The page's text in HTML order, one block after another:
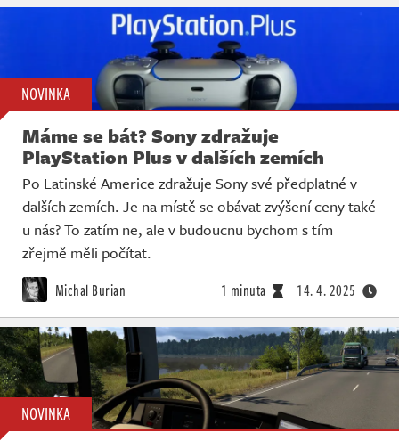
NOVINKA
Máme se bát? Sony zdražuje
PlayStation Plus v dalších zemích
Po Latinské Americe zdražuje Sony své předplatné v
dalších zemích. Je na místě se obávat zvýšení ceny také
u nás? To zatím ne, ale v budoucnu bychom s tím
zřejmě měli počítat.
Michal Burian 1 minuta 14. 4. 2025
NOVINKA